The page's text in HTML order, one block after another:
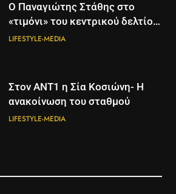
Ο Παναγιώτης Στάθης στο
«τιμόνι» του κεντρικού δελτίου
ειδήσεων της ΕΡΤ
LIFESTYLE-MEDIA
Στον ΑΝΤ1 η Σία Κοσιώνη- Η
ανακοίνωση του σταθμού
LIFESTYLE-MEDIA
Διάστημα: Εντοπίστηκαν για
πρώτη φορά ενδείξεις για τον
άνεμο που εκπέμπει η μαύρη
ΔΙΕΘΝΉ ΕΠΙΣΤΉΜΗ
Τα βουνά της Ελλάδας
«στερεύουν» από χιόνι
ΕΛΛΆΔΑ ΕΠΙΣΤΉΜΗ